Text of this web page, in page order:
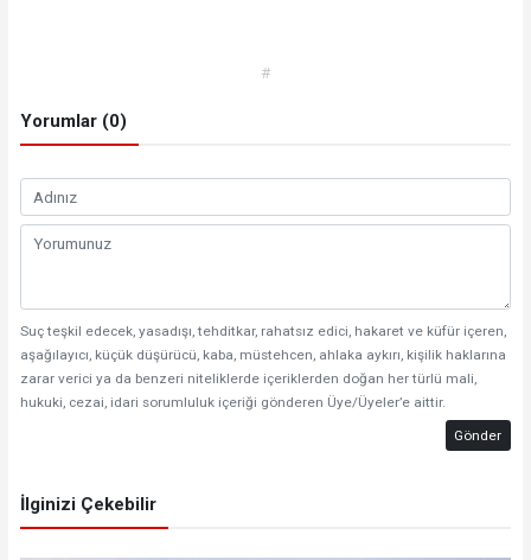
#
Yorumlar (0)
Suç teşkil edecek, yasadışı, tehditkar, rahatsız edici, hakaret ve küfür içeren,
aşağılayıcı, küçük düşürücü, kaba, müstehcen, ahlaka aykırı, kişilik haklarına
zarar verici ya da benzeri niteliklerde içeriklerden doğan her türlü mali,
hukuki, cezai, idari sorumluluk içeriği gönderen Üye/Üyeler’e aittir.
Gönder
İlginizi Çekebilir